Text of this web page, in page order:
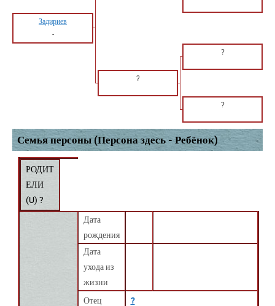
Задириев
-
?
?
?
Семья персоны (Персона здесь - Ребёнок)
РОДИТ
ЕЛИ
(U) ?
Дата
рождения
Дата
ухода из
жизни
Отец
?